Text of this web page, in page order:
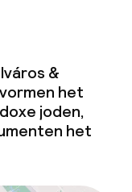
&
het
joden,
het